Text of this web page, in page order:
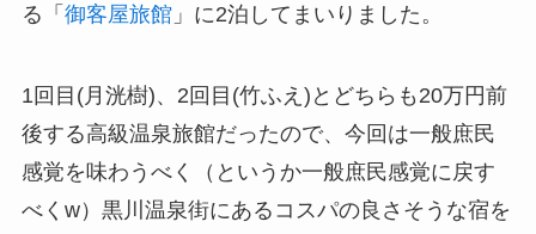
る「 御客屋旅館」に2泊してまいりました。
1回目(月洸樹)、2回目(竹ふえ)とどちらも20万円前
後する高級温泉旅館だったので、今回は一般庶民
感覚を味わうべく（というか一般庶民感覚に戻す
べくw）黒川温泉街にあるコスパの良さそうな宿を